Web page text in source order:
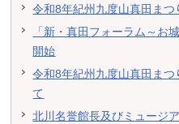
令和8年紀州九度山真田まつ
「新・真田フォーラム～お
開始
令和8年紀州九度山真田ま
て
北川名誉館長及びミュージ